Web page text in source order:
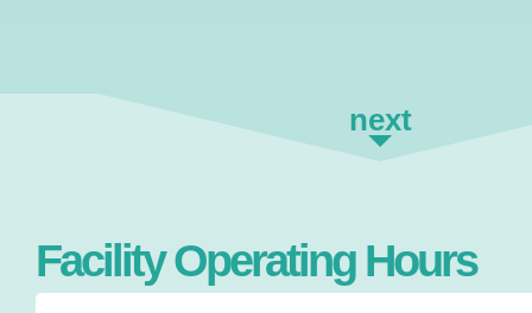
next
Facility Operating Hours